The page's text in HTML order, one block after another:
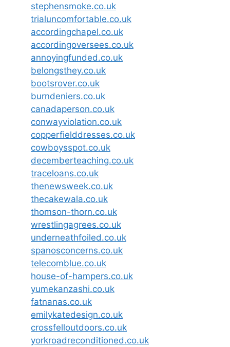
stephensmoke.co.uk
trialuncomfortable.co.uk
accordingchapel.co.uk
accordingoversees.co.uk
annoyingfunded.co.uk
belongsthey.co.uk
bootsrover.co.uk
burndeniers.co.uk
canadaperson.co.uk
conwayviolation.co.uk
copperfielddresses.co.uk
cowboysspot.co.uk
decemberteaching.co.uk
traceloans.co.uk
thenewsweek.co.uk
thecakewala.co.uk
thomson-thorn.co.uk
wrestlingagrees.co.uk
underneathfoiled.co.uk
spanosconcerns.co.uk
telecomblue.co.uk
house-of-hampers.co.uk
yumekanzashi.co.uk
fatnanas.co.uk
emilykatedesign.co.uk
crossfelloutdoors.co.uk
yorkroadreconditioned.co.uk